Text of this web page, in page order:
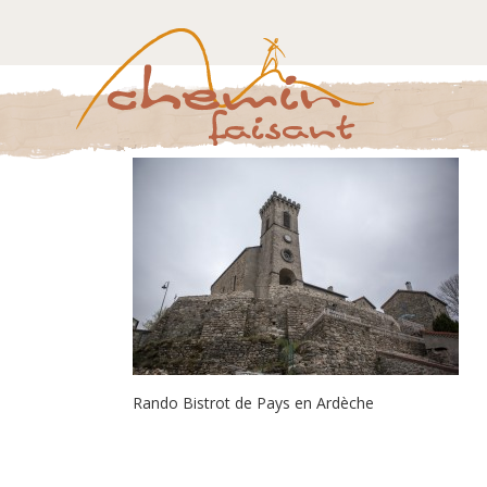
Rando Bistrot de Pays en Ardèche